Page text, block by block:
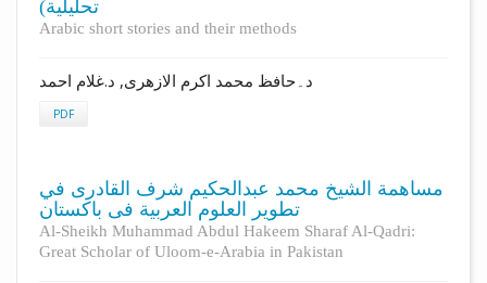
تحليلية)
Arabic short stories and their methods
د۔حافظ محمد اکرم الازهری, د.غلام احمد
PDF
مساهمة الشیخ محمد عبدالحکیم شرف القادری في
تطوير العلوم العربیة فی باکستان
Al-Sheikh Muhammad Abdul Hakeem Sharaf Al-Qadri:
Great Scholar of Uloom-e-Arabia in Pakistan